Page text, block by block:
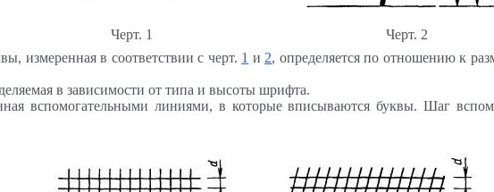
Черт. 1
Черт. 2
измеренная в соответствии с черт. 1 и 2, определяется по отношению к
в зависимости от типа и высоты шрифта.
вспомогательными линиями, в которые вписываются буквы. Шаг